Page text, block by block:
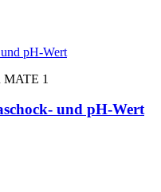
pH-Wert
und pH-Wert